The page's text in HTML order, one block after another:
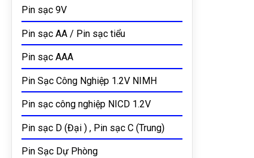
Pin sạc 9V
Pin sạc AA / Pin sạc tiểu
Pin sạc AAA
Pin Sạc Công Nghiệp 1.2V NIMH
Pin sạc công nghiệp NICD 1.2V
Pin sạc D (Đại ) , Pin sạc C (Trung)
Pin Sạc Dự Phòng